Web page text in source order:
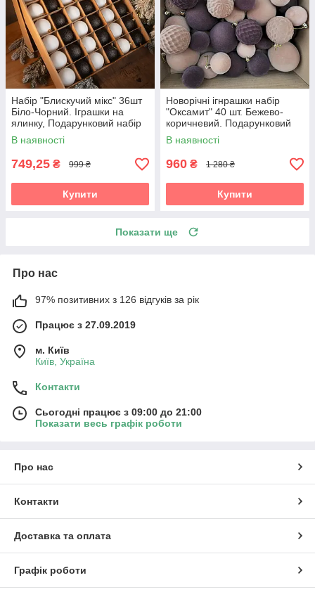
Набір "Блискучий мікс" 36шт
Біло-Чорний. Іграшки на
ялинку, Подарунковий набір
ялинкових кульок Кульки на
ялинку
В наявності
749,25 ₴ 999 ₴
Купити
Новорічні ігнрашки набір
"Оксамит" 40 шт. Бежево-
коричневий. Подарунковий
набір ялинкових кульок
Кульки на ялинку
В наявності
960 ₴ 1 280 ₴
Купити
Показати ще
Про нас
97% позитивних з 126 відгуків за рік
Працює з 27.09.2019
м. Київ
Київ, Україна
Контакти
Сьогодні працює з 09:00 до 21:00
Показати весь графік роботи
Про нас
Контакти
Доставка та оплата
Графік роботи